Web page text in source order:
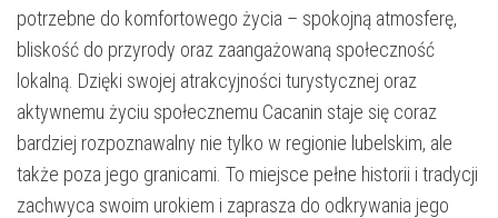
potrzebne do komfortowego życia – spokojną atmosferę,
bliskość do przyrody oraz zaangażowaną społeczność
lokalną. Dzięki swojej atrakcyjności turystycznej oraz
aktywnemu życiu społecznemu Cacanin staje się coraz
bardziej rozpoznawalny nie tylko w regionie lubelskim, ale
także poza jego granicami. To miejsce pełne historii i tradycji
zachwyca swoim urokiem i zaprasza do odkrywania jego